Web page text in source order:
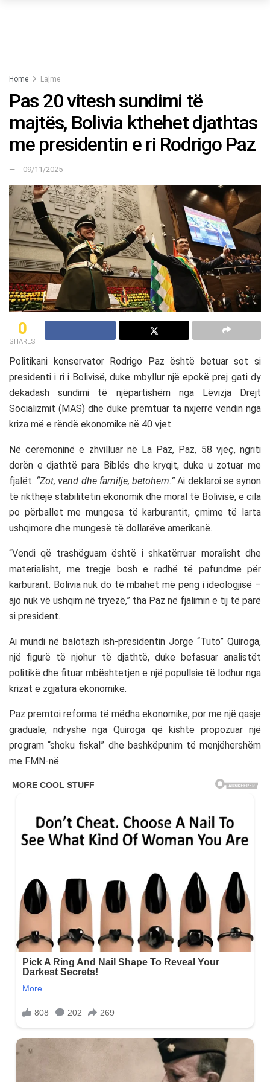
Home Lajme
Pas 20 vitesh sundimi të
majtës, Bolivia kthehet djathtas
me presidentin e ri Rodrigo Paz
09/11/2025
0
SHARES
Politikani konservator Rodrigo Paz është betuar sot si
presidenti i ri i Bolivisë, duke mbyllur një epokë prej gati dy
dekadash sundimi të njëpartishëm nga Lëvizja Drejt
Socializmit (MAS) dhe duke premtuar ta nxjerrë vendin nga
kriza më e rëndë ekonomike në 40 vjet.
Në ceremoninë e zhvilluar në La Paz, Paz, 58 vjeç, ngriti
dorën e djathtë para Biblës dhe kryqit, duke u zotuar me
fjalët: “Zot, vend dhe familje, betohem.” Ai deklaroi se synon
të rikthejë stabilitetin ekonomik dhe moral të Bolivisë, e cila
po përballet me mungesa të karburantit, çmime të larta
ushqimore dhe mungesë të dollarëve amerikanë.
“Vendi që trashëguam është i shkatërruar moralisht dhe
materialisht, me tregje bosh e radhë të pafundme për
karburant. Bolivia nuk do të mbahet më peng i ideologjisë –
ajo nuk vë ushqim në tryezë,” tha Paz në fjalimin e tij të parë
si president.
Ai mundi në balotazh ish-presidentin Jorge “Tuto” Quiroga,
një figurë të njohur të djathtë, duke befasuar analistët
politikë dhe fituar mbështetjen e një popullsie të lodhur nga
krizat e zgjatura ekonomike.
Paz premtoi reforma të mëdha ekonomike, por me një qasje
graduale, ndryshe nga Quiroga që kishte propozuar një
program “shoku fiskal” dhe bashkëpunim të menjëhershëm
me FMN-në.